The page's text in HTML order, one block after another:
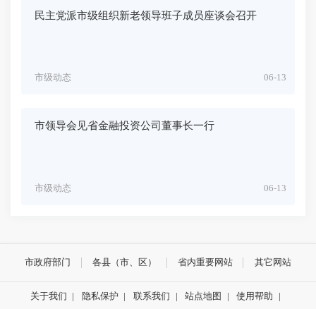
民主党派市级组织新老领导班子成员座谈会召开
06-13
市级动态
市领导会见省金融投资公司董事长一行
06-13
市级动态
市政府部门 各县（市、区） 省内重要网站 其它网站
关于我们 | 隐私保护 | 联系我们 | 站点地图 | 使用帮助 |